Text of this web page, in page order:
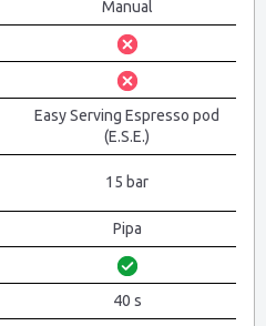
Manual
Easy Serving Espresso pod
(E.S.E.)
15 bar
Pipa
40 s